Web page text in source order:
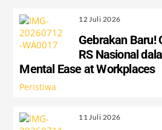
12 Juli 2026
Gebrakan Baru!
RS Nasional
Mental Ease at Workplaces
Peristiwa
11 Juli 2026